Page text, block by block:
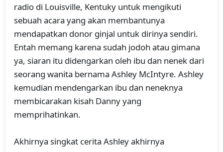
radio di Louisville, Kentuky untuk mengikuti
sebuah acara yang akan membantunya
mendapatkan donor ginjal untuk dirinya sendiri.
Entah memang karena sudah jodoh atau gimana
ya, siaran itu didengarkan oleh ibu dan nenek dari
seorang wanita bernama Ashley McIntyre. Ashley
kemudian mendengarkan ibu dan neneknya
membicarakan kisah Danny yang
memprihatinkan.
Akhirnya singkat cerita Ashley akhirnya